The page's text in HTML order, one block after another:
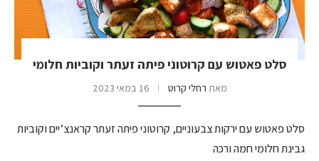
סלט פאטוש עם קרוטוני פיתה זעתר וקוביות חלומי
מאת רחלי קרוט 16 במאי 2023
סלט פאטוש עם ירקות צבעוניים, קרוטוני פיתה זעתר קראנצ’יים וקוביות
גבינת חלומי חמה ורכה